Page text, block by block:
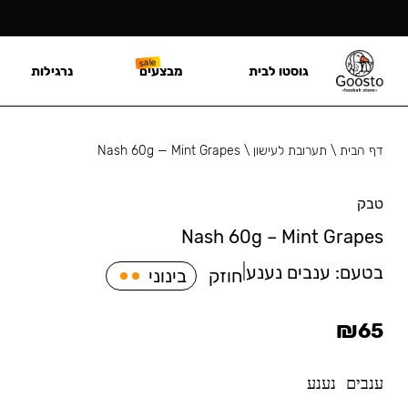
דף הבית\ תערובת לעישון \
Nash 60g — Mint Grapes
טבק
Nash 60g – Mint Grapes
בטעם: ענבים נענע חוזק בינוני
₪65
ענבים נענע
גוסטו לבית מבצעים נרגילות